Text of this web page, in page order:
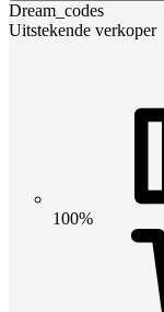
Dream_codes
Uitstekende verkoper
100%